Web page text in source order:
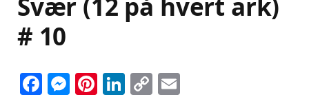
Svær (12 på hvert ark)
# 10
Facebook
Messenger
Pinterest
LinkedIn
Copy